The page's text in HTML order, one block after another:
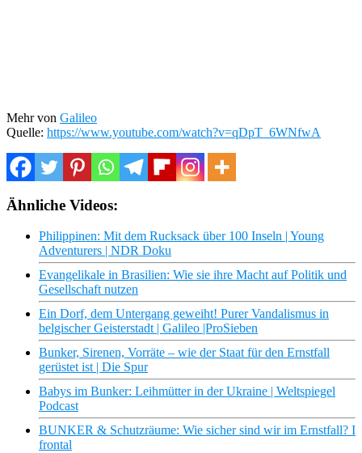
Mehr von Galileo
Quelle: https://www.youtube.com/watch?v=qDpT_6WNfwA
Ähnliche Videos:
Philippinen: Mit dem Rucksack über 100 Inseln | Young
Adventurers | NDR Doku
Evangelikale in Brasilien: Wie sie ihre Macht auf Politik und
Gesellschaft nutzen
Ein Dorf, dem Untergang geweiht! Purer Vandalismus in
belgischer Geisterstadt | Galileo |ProSieben
Bunker, Sirenen, Vorräte – wie der Staat für den Ernstfall
gerüstet ist | Die Spur
Babys im Bunker: Leihmütter in der Ukraine | Weltspiegel
Podcast
BUNKER & Schutzräume: Wie sicher sind wir im Ernstfall? I
frontal